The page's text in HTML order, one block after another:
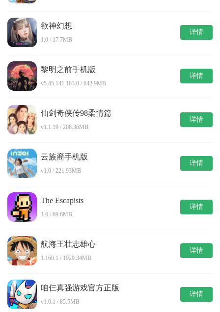
欲神幻想
1.0 / 17.7MB
详情
黎明之前手机版
v5.45.141.183.0 / 642.9MB
详情
仙剑奇侠传98柔情篇
v1.1.19 / 208.36MB
详情
云族裔手机版
v1.0 / 221.93MB
详情
The Escapists
1.6 / 69.6MB
详情
航海王壮志雄心
1.160.1 / 1929.34MB
详情
咱仨真强游戏官方正版
v1.0.1 / 85.5MB
详情